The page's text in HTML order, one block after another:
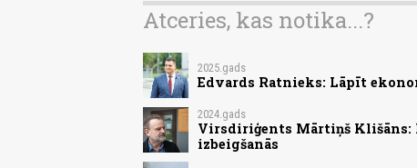
Atceries, kas notika...?
2025.gads
Edvards Ratnieks: Lāpīt
2024.gads
Virsdiriģents Mārtiņš Klišāns:
izbeigšanās